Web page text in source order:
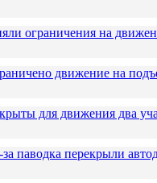
ограничения на
движение на
для движения два
паводка перекрыли